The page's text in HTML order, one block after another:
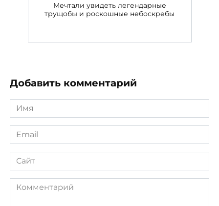
Мечтали увидеть легендарные
трущобы и роскошные небоскребы
Добавить комментарий
Имя
Email
Сайт
Комментарий